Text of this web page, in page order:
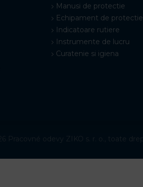
Manusi de protectie
Echipament de protectie
Indicatoare rutiere
Instrumente de lucru
Curatenie si igiena